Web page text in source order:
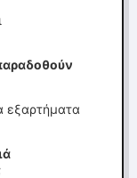
εξαρτήματα